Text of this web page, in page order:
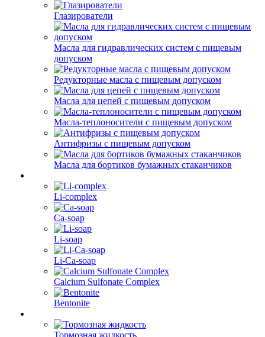
Глазирователи
Масла для гидравлических систем с пищевым
допуском
Редукторные масла с пищевым допуском
Масла для цепей с пищевым допуском
Масла-теплоносители с пищевым допуском
Антифризы с пищевым допуском
Масла для бортиков бумажных стаканчиков
Li-complex
Ca-soap
Li-soap
Li-Ca-soap
Calcium Sulfonate Complex
Bentonite
Тормозная жидкость